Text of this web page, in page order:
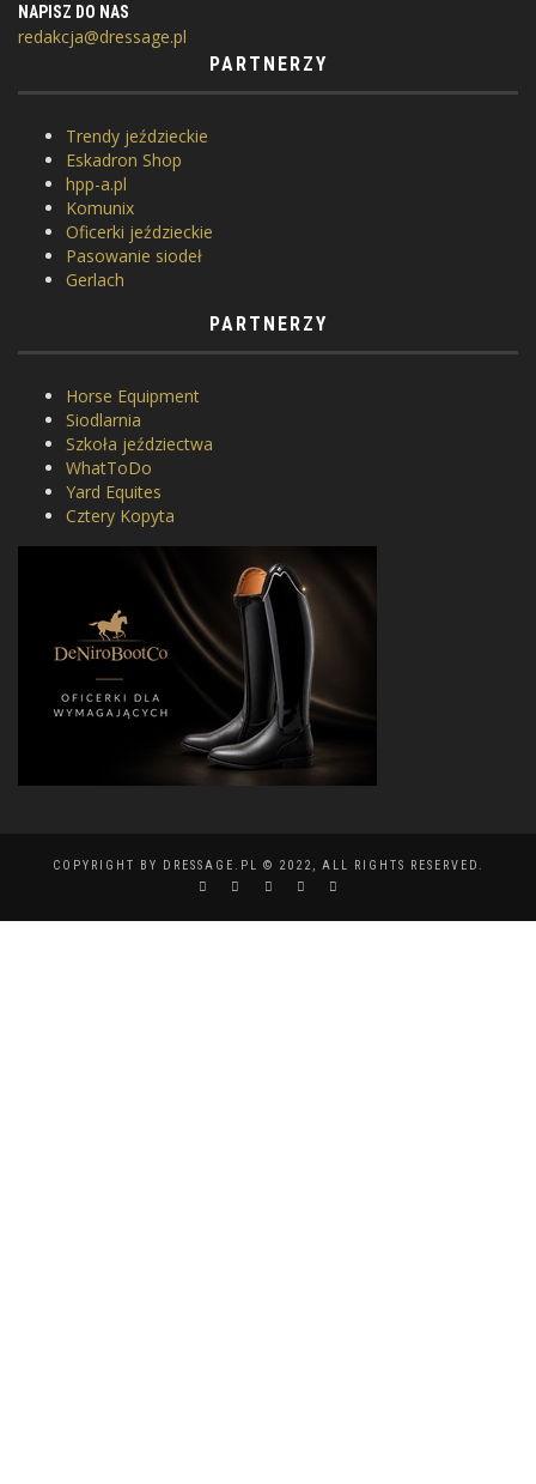
NAPISZ DO NAS
redakcja@dressage.pl
PARTNERZY
Trendy jeździeckie
Eskadron Shop
hpp-a.pl
Komunix
Oficerki jeździeckie
Pasowanie siodeł
Gerlach
PARTNERZY
Horse Equipment
Siodlarnia
Szkoła jeździectwa
WhatToDo
Yard Equites
Cztery Kopyta
COPYRIGHT BY DRESSAGE.PL © 2022, ALL RIGHTS RESERVED.